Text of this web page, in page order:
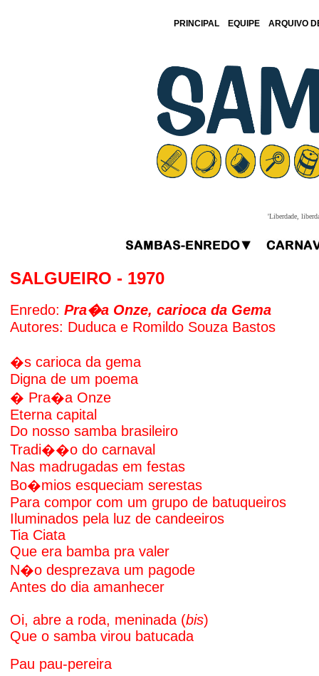
PRINCIPAL EQUIPE ARQUIVO
'Liberdade,
SALGUEIRO - 1970
Enredo: Pra�a Onze, carioca da Gema
Autores: Duduca e Romildo Souza Bastos
�s carioca da gema
Digna de um poema
� Pra�a Onze
Eterna capital
Do nosso samba brasileiro
Tradi��o do carnaval
Nas madrugadas em festas
Bo�mios esqueciam serestas
Para compor com um grupo de batuqueiros
Iluminados pela luz de candeeiros
Tia Ciata
Que era bamba pra valer
N�o desprezava um pagode
Antes do dia amanhecer
Oi, abre a roda, meninada (bis)
Que o samba virou batucada
Pau pau-pereira